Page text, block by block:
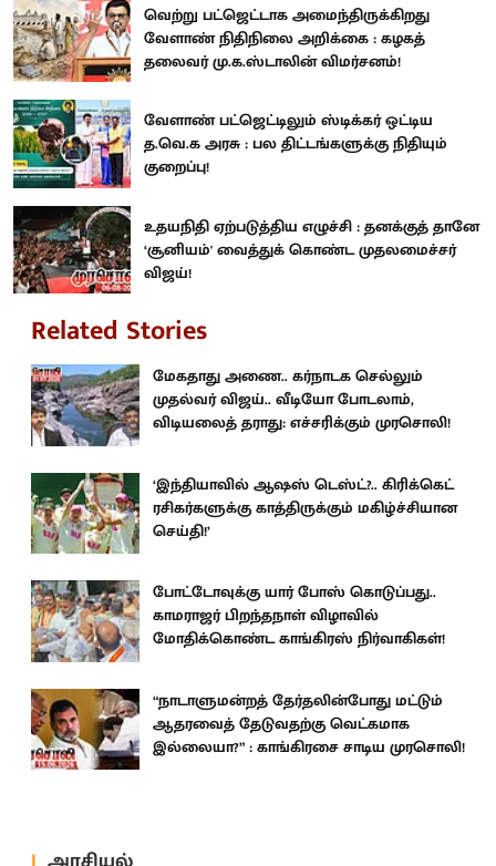
வெற்று பட்ஜெட்டாக அமைந்திருக்கிறது
வேளாண் நிதிநிலை அறிக்கை : கழகத்
தலைவர் மு.க.ஸ்டாலின் விமர்சனம்!
வேளாண் பட்ஜெட்டிலும் ஸ்டிக்கர் ஒட்டிய
த.வெ.க அரசு : பல திட்டங்களுக்கு நிதியும்
குறைப்பு!
உதயநிதி ஏற்படுத்திய எழுச்சி : தனக்குத் தானே
‘சூனியம்' வைத்துக் கொண்ட முதலமைச்சர்
விஜய்!
Related Stories
மேகதாது அணை.. கர்நாடக செல்லும்
முதல்வர் விஜய்.. வீடியோ போடலாம்,
விடியலைத் தராது: எச்சரிக்கும் முரசொலி!
‘இந்தியாவில் ஆஷஸ் டெஸ்ட்?.. கிரிக்கெட்
ரசிகர்களுக்கு காத்திருக்கும் மகிழ்ச்சியான
செய்தி!’
போட்டோவுக்கு யார் போஸ் கொடுப்பது..
காமராஜர் பிறந்தநாள் விழாவில்
மோதிக்கொண்ட காங்கிரஸ் நிர்வாகிகள்!
“நாடாளுமன்றத் தேர்தலின்போது மட்டும்
ஆதரவைத் தேடுவதற்கு வெட்கமாக
இல்லையா?” : காங்கிரசை சாடிய முரசொலி!